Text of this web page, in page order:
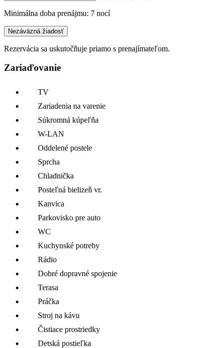
Minimálna doba prenájmu: 7 nocí
Nezáväzná žiadosť
Rezervácia sa uskutočňuje priamo s prenajímateľom.
Zariaďovanie
TV
Zariadenia na varenie
Súkromná kúpeľňa
W-LAN
Oddelené postele
Sprcha
Chladnička
Posteľná bielizeň vr.
Kanvica
Parkovisko pre auto
WC
Kuchynské potreby
Rádio
Dobré dopravné spojenie
Terasa
Práčka
Stroj na kávu
Čistiace prostriedky
Detská postieľka